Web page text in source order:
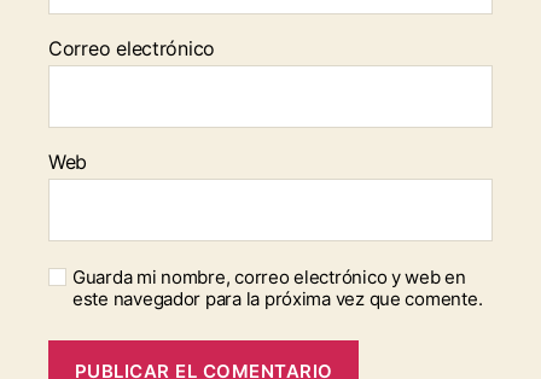
Correo electrónico
Web
Guarda mi nombre, correo electrónico y web en
este navegador para la próxima vez que comente.